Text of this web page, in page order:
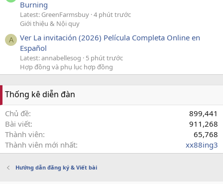
Burning
Latest: GreenFarmsbuy 4 phút trước
Giới thiệu & Nội quy
A
Ver La invitación (2026) Película Completa Online en
Español
Latest: annabellesog
5 phút trước
Hợp đồng và phụ lục hợp đồng
Thống kê diễn đàn
Chủ đề
899,441
Bài viết
911,268
Thành viên
65,768
Thành viên mới nhất
xx88ing3
Hướng dẫn đăng ký & Viết bài